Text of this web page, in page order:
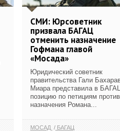
СМИ: Юрсоветник
призвала БАГАЦ
отменить назначение
Гофмана главой
«Мосада»
Юридический советник
правительства Гали
Миара представила в
позицию по петициям против
назначения Романа...
МОСАД БАГАЦ